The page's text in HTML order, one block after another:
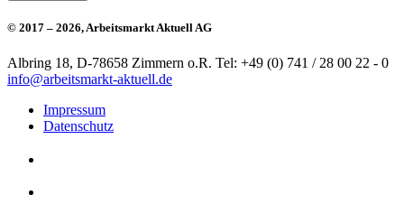
© 2017 – 2026, Arbeitsmarkt Aktuell AG
Albring 18, D-78658 Zimmern o.R. Tel: +49 (0) 741 / 28 00 22 - 0
info@arbeitsmarkt-aktuell.de
Impressum
Datenschutz